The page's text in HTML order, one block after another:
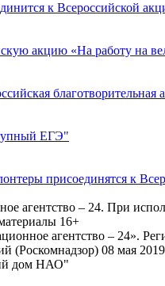
к Всероссийской
акцию «На работу на
благотворительная
ЕГЭ"
присоединятся к
агентство – 24. При
16+
агентство – 24».
(Роскомнадзор) 08 мая 2019
дом НАО"